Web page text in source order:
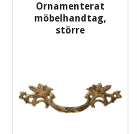
Ornamenterat
möbelhandtag,
större